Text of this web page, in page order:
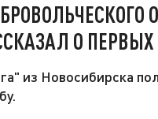
О
из Новосибирска